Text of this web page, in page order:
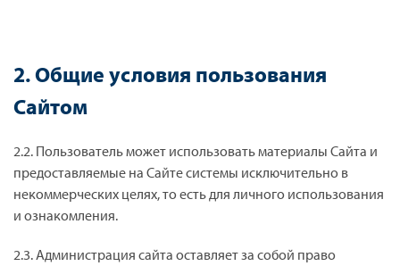
2. Общие условия пользования
Сайтом
2.2. Пользователь может использовать материалы Сайта и
предоставляемые на Сайте системы исключительно в
некоммерческих целях, то есть для личного использования
и ознакомления.
2.3. Администрация сайта оставляет за собой право